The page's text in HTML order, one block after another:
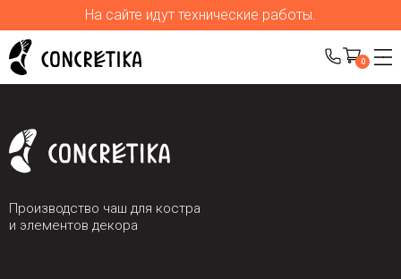
На сайте идут технические работы.
0
Производство чаш для костра
и элементов декора